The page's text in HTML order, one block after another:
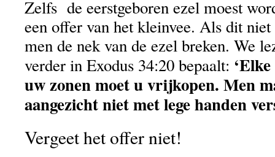
Zelfs de eerstgeboren ezel moest
een offer van het kleinvee. Als dit niet
men de nek van de ezel breken. We
verder in Exodus 34:20 bepaalt:
uw zonen moet u vrijkopen. Men
aangezicht niet met lege handen
Vergeet het offer niet!